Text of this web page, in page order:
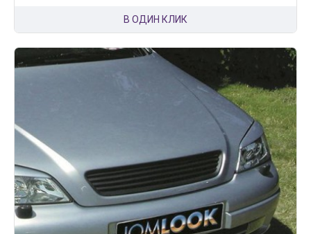
В ОДИН КЛИК